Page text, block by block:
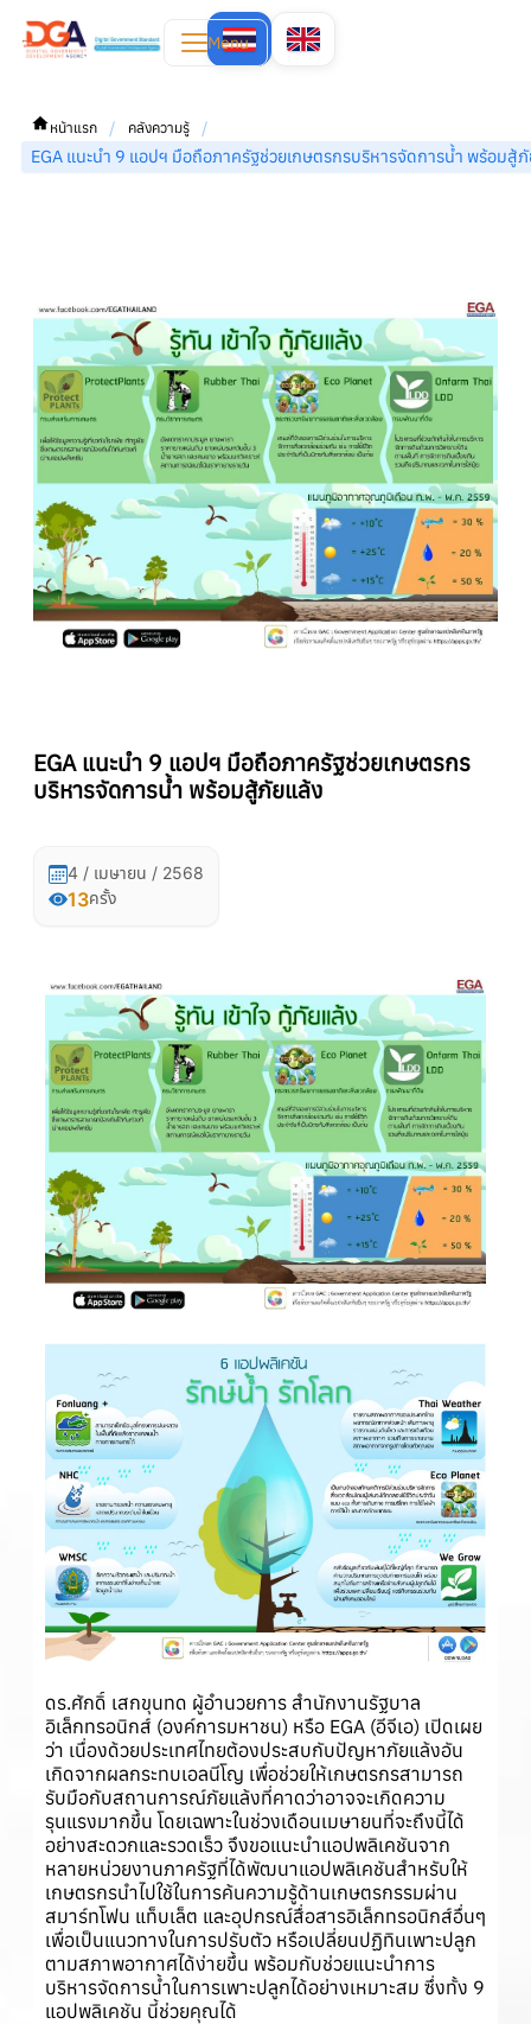
Menu
หน้าแรก / คลังความรู้
/
EGA แนะนำ 9 แอปฯ มือถือภาครัฐช่วยเกษตรกรบริหารจัดการน้ำ พร้อมสู้
EGA แนะนำ 9 แอปฯ มือถือภาครัฐช่วยเกษตรกร
บริหารจัดการน้ำ พร้อมสู้ภัยแล้ง
4 / เมษายน / 2568
13ครั้ง
ดร.ศักดิ์ เสกขุนทด ผู้อำนวยการ สำนักงานรัฐบาล
อิเล็กทรอนิกส์ (องค์การมหาชน) หรือ EGA (อีจีเอ) เปิดเผย
ว่า เนื่องด้วยประเทศไทยต้องประสบกับปัญหาภัยแล้งอัน
เกิดจากผลกระทบเอลนีโญ เพื่อช่วยให้เกษตรกรสามารถ
รับมือกับสถานการณ์ภัยแล้งที่คาดว่าอาจจะเกิดความ
รุนแรงมากขึ้น โดยเฉพาะในช่วงเดือนเมษายนที่จะถึงนี้ได้
อย่างสะดวกและรวดเร็ว จึงขอแนะนำแอปพลิเคชันจาก
หลายหน่วยงานภาครัฐที่ได้พัฒนาแอปพลิเคชันสำหรับให้
เกษตรกรนำไปใช้ในการค้นความรู้ด้านเกษตรกรรมผ่าน
สมาร์ทโฟน แท็บเล็ต และอุปกรณ์สื่อสารอิเล็กทรอนิกส์อื่นๆ
เพื่อเป็นแนวทางในการปรับตัว หรือเปลี่ยนปฏิทินเพาะปลูก
ตามสภาพอากาศได้ง่ายขึ้น พร้อมกับช่วยแนะนำการ
บริหารจัดการน้ำในการเพาะปลูกได้อย่างเหมาะสม ซึ่งทั้ง 9
แอปพลิเคชัน นี้ช่วยคุณได้